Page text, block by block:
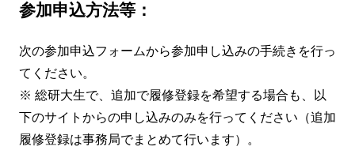
参加申込方法等：
次の参加申込フォームから参加申し込みの手続きを行っ
てください。
※ 総研大生で、追加で履修登録を希望する場合も、以
下のサイトからの申し込みのみを行ってください（追加
履修登録は事務局でまとめて行います）。